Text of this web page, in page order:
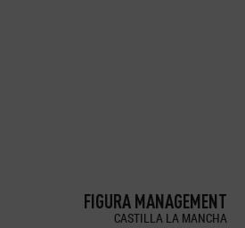
FIGURA MANAGEMENT
CASTILLA LA MANCHA